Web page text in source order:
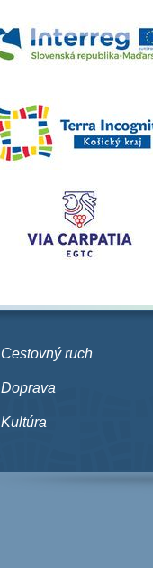
Cestovný ruch
Doprava
Kultúra